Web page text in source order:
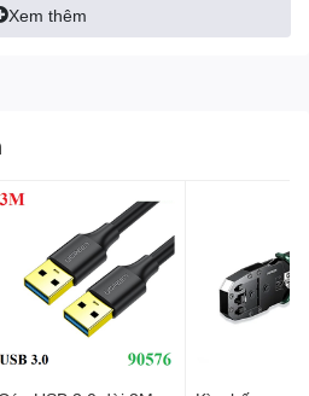
chân cắm đượcmạ vàng 24kcho
Xem thêm